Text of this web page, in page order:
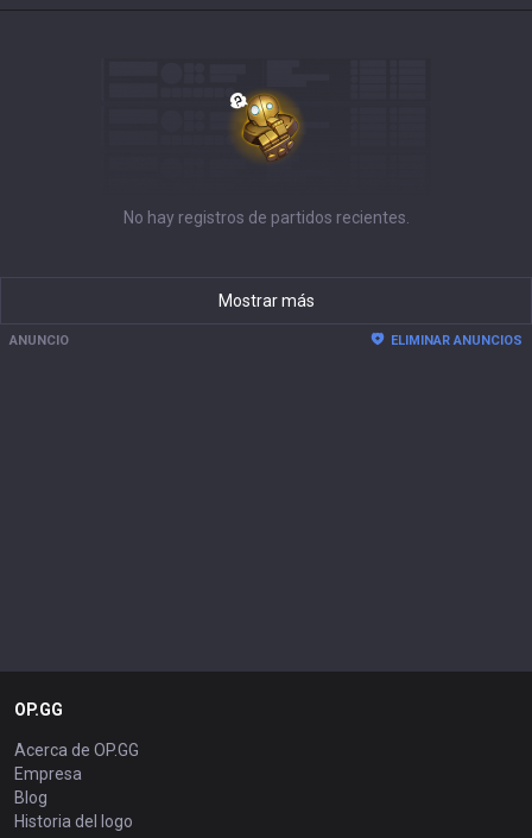
No hay registros de partidos recientes.
Mostrar más
ANUNCIO ELIMINAR ANUNCIOS
OP.GG
Acerca de OP.GG
Empresa
Blog
Historia del logo